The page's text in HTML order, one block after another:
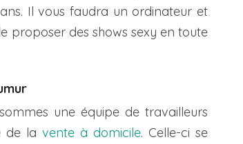
Il vous faudra un ordinateur et
proposer des shows sexy en toute
une équipe de travailleurs
de la vente à domicile. Celle-ci se